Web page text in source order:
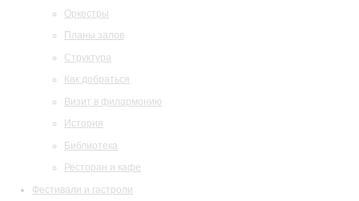
Оркестры
Планы залов
Структура
Как добраться
Визит в филармонию
История
Библиотека
Ресторан и кафе
Фестивали и гастроли